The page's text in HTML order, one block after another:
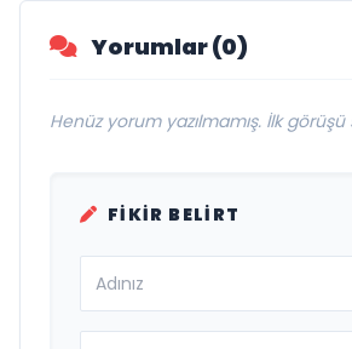
Yorumlar (0)
Henüz yorum yazılmamış. İlk görüşü
FIKIR BELIRT